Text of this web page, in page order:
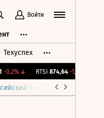
Войти
Техуспех
0,2%↓ RTSI 874,64 -1,12%
парламент